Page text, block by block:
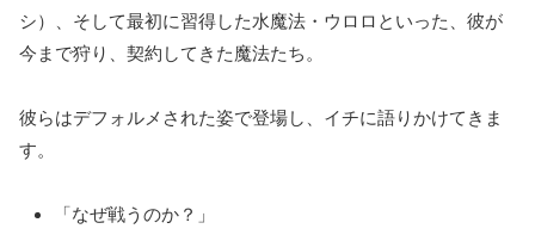
シ）、そして最初に習得した水魔法・ウロロといった、彼が
今まで狩り、契約してきた魔法たち。
彼らはデフォルメされた姿で登場し、イチに語りかけてきま
す。
「なぜ戦うのか？」